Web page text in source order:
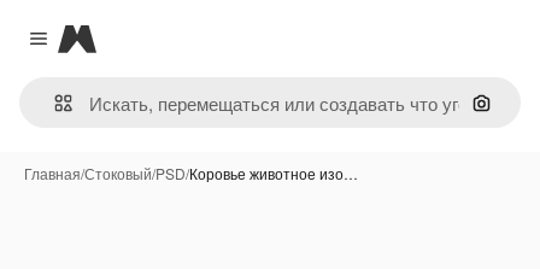
Close menu
Magnific
Поиск
Главная/Стоковый/PSD/Коровье животное изо…